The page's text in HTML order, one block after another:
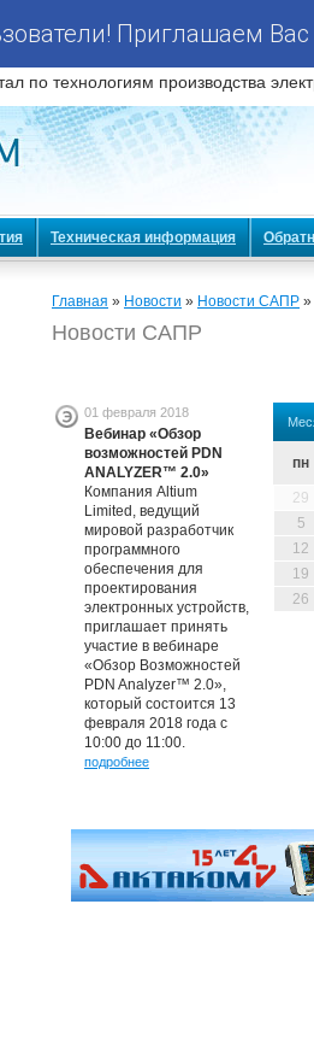
Приглашаем
по технологиям производства
Техническая информация
Главная » Новости » Новости САПР
Новости САПР
пн
29
5
12
19
26
01 февраля 2018
Вебинар «Обзор
возможностей PDN
ANALYZER™ 2.0»
Компания Altium
Limited, ведущий
мировой разработчик
программного
обеспечения для
проектирования
электронных устройств,
приглашает принять
участие в вебинаре
«Обзор Возможностей
PDN Analyzer™ 2.0»,
который состоится 13
февраля 2018 года с
10:00 до 11:00.
подробнее